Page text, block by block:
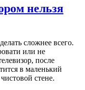
нельзя
сложнее всего.
или не
после
в маленький
стене.